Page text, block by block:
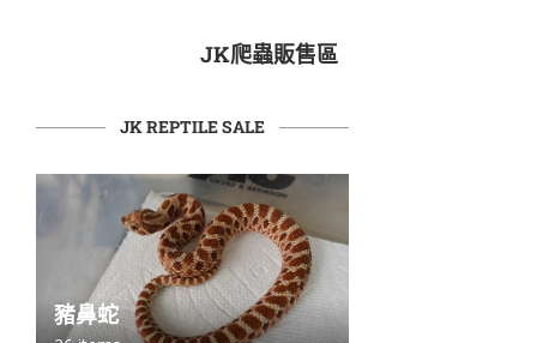
JK爬蟲販售區
JK REPTILE SALE
豬鼻蛇